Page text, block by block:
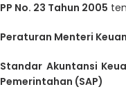
PP No. 23 Tahun 2005
Peraturan Menteri
Standar Akuntansi
Pemerintahan (SAP)